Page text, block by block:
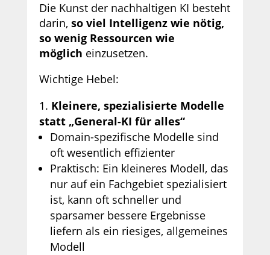
Die Kunst der nachhaltigen KI besteht
darin, so viel Intelligenz wie nötig,
so wenig Ressourcen wie
möglich einzusetzen.
Wichtige Hebel:
Kleinere, spezialisierte Modelle
statt „General-KI für alles“
Domain-spezifische Modelle sind
oft wesentlich effizienter
Praktisch: Ein kleineres Modell, das
nur auf ein Fachgebiet spezialisiert
ist, kann oft schneller und
sparsamer bessere Ergebnisse
liefern als ein riesiges, allgemeines
Modell